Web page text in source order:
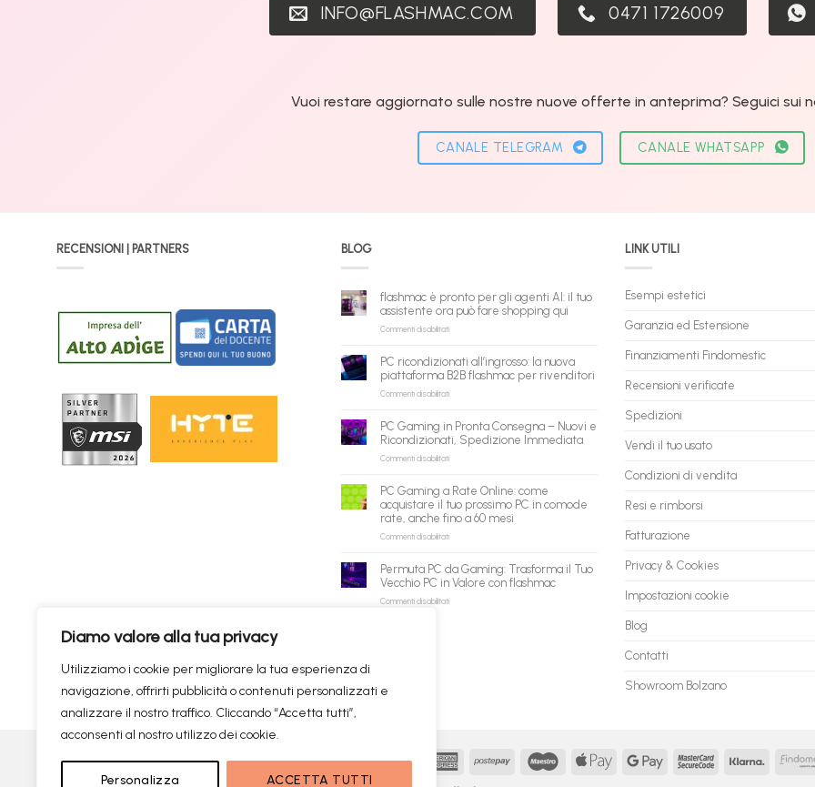
Diamo valore alla tua privacy
Utilizziamo i cookie per migliorare la tua esperienza di
navigazione, offrirti pubblicità o contenuti personalizzati e
analizzare il nostro traffico. Cliccando “Accetta tutti”,
acconsenti al nostro utilizzo dei cookie.
Personalizza ACCETTA TUTTI
INFO@FLASHMAC.COM 0471 1726009
Vuoi restare aggiornato sulle nostre nuove offerte in anteprima? Seguici sui
CANALE TELEGRAM CANALE WHATSAPP
RECENSIONI | PARTNERS BLOG
flashmac è pronto per gli agenti AI: il tuo
assistente ora può fare shopping qui
Commenti disabilitatisu
pronto
per
gli
tuo
assistente
fare
shopping
qui
PC ricondizionati all’ingrosso: la nuova
piattaforma B2B flashmac per rivenditori
Commenti disabilitatisu
all’ingrosso:
la
nuova
flashmac
per
rivenditori
PC Gaming in Pronta Consegna – Nuovi e
Ricondizionati, Spedizione Immediata
Commenti disabilitatisu
in
Pronta
Consegna
–
Ricondizionati,
Spedizione
PC Gaming a Rate Online: come
acquistare il tuo prossimo PC in comode
rate, anche fino a 60 mesi
Commenti disabilitatisu
a
Rate
Online:
a
60
Permuta PC da Gaming: Trasforma il Tuo
Vecchio PC in Valore con flashmac
Commenti disabilitatisu
con
flashmac
LINK UTILI
Esempi estetici
Garanzia ed Estensione
Finanziamenti Findomestic
Recensioni verificate
Spedizioni
Vendi il tuo usato
Condizioni di vendita
Resi e rimborsi
Fatturazione
Privacy & Cookies
Impostazioni cookie
Blog
Contatti
Showroom Bolzano
Visa PayPal MasterCardAmericanPostepay Maestro Apple
Google MasterCardKlarna
RICERCHE DI TENDENZA ✦ Prodotti consigliati